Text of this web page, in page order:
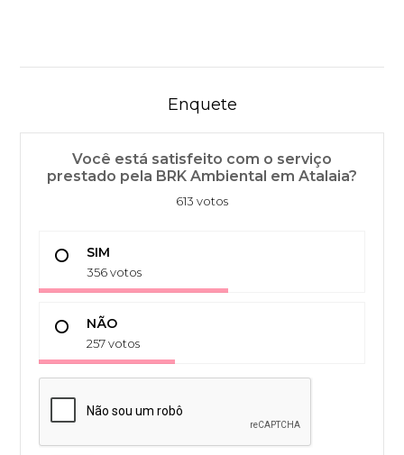
Enquete
Você está satisfeito com o serviço
prestado pela BRK Ambiental em Atalaia?
613 votos
SIM
356 votos
NÃO
257 votos